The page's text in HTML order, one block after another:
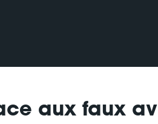
aux faux